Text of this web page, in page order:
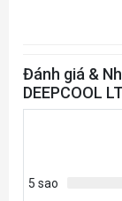
≤33,66 dB(A)
PWM 4 chân
12 VDC
Đánh giá &
DEEPCOOL
5 sao